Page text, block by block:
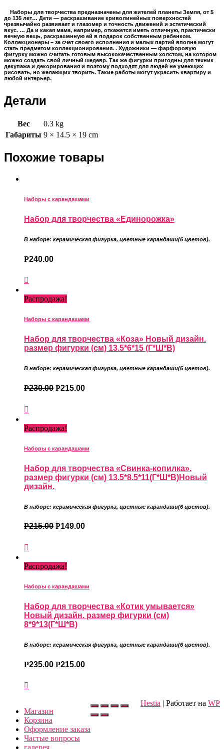
Наборы для творчества предназначены для жителей планеты Земля, от 5
до 135 лет… Дети — раскрашивание криволинейных поверхностей
чрезвычайно развивает и глазомер и точность движений и эстетический
вкус. … Да и какая мама, например, откажется иметь отличную, практически
вечную вещь, раскрашенную ей в подарок собственным ребенком.
Коллекционеры – за счет своего исполнения и малых партий вполне могут
стать предметом коллекционирования. . Художники — фарфоровую
фигурку можно считать готовым высококачественным холстом, на котором
можно создать свой личный шедевр. Так же фигурки пригодны для техник
декупажа и декорирования и поэтому подходят для людей не умеющих
рисовать, но желающих творить. Такие работы могут украсить квартиру и
любой интерьер.
Детали
Вес
0.3 kg
Габариты 9 × 14.5 × 19 cm
Похожие товары
Наборы с карандашами
Набор для творчества «Единорожка»
В наборе: керамическая фигурка, цветные карандаши(6 цветов).
Р240.00
Распродажа!
Наборы с карандашами
Набор для творчества «Коза» Новый дизайн.
размер фигурки (см) 13.5*6*15 (Г*Ш*В)
В наборе: керамическая фигурка, цветные карандаши(6 цветов).
Р230.00 Р215.00
Распродажа!
Наборы с карандашами
Набор для творчества «Свинка-копилка».
размер фигурки (см) 13.5*8.5*11(Г*Ш*В)Новый
дизайн.
В наборе: керамическая фигурка, цветные карандаши(6 цветов).
Р215.00 Р149.00
Распродажа!
Наборы с карандашами
Набор для творчества «Котик умывается»
Новый дизайн. размер фигурки (см)
8*9*13(Г*Ш*В)
В наборе: керамическая фигурка, цветные карандаши(6 цветов).
Р235.00 Р215.00
Магазин
Корзина
Оформление заказа
Частые вопросы
галерея
Hestia | Работает на WP